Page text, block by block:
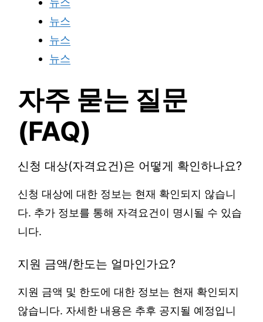
뉴스
뉴스
뉴스
자주 묻는 질문
(FAQ)
신청 대상(자격요건)은 어떻게 확인하나요?
신청 대상에 대한 정보는 현재 확인되지 않습니
다. 추가 정보를 통해 자격요건이 명시될 수 있습
니다.
지원 금액/한도는 얼마인가요?
지원 금액 및 한도에 대한 정보는 현재 확인되지
않습니다. 자세한 내용은 추후 공지될 예정입니